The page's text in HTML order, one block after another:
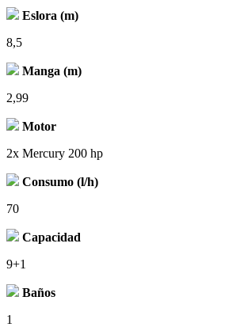
Eslora (m)
8,5
Manga (m)
2,99
Motor
2x Mercury 200 hp
Consumo (l/h)
70
Capacidad
9+1
Baños
1